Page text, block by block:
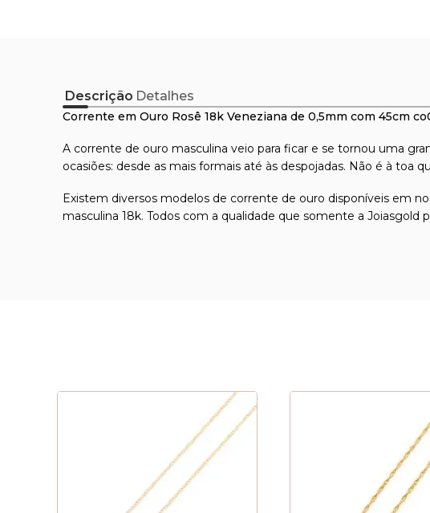
Descrição Detalhes
Corrente em Ouro Rosê 18k Veneziana de 0,5mm com 45cm
A corrente de ouro masculina veio para ficar e se tornou uma
ocasiões: desde as mais formais até às despojadas. Não é à toa
Existem diversos modelos de corrente de ouro disponíveis em
masculina 18k. Todos com a qualidade que somente a Joiasgold